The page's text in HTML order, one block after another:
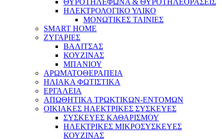
ΘΥΡΟΤΗΛΕΦΩΝΑ & ΘΥΡΟΤΗΛΕΟΡΑΣΕΙΣ
ΗΛΕΚΤΡΟΛΟΓΙΚΟ ΥΛΙΚΟ
ΜΟΝΩΤΙΚΕΣ ΤΑΙΝΙΕΣ
SMART HOME
ΖΥΓΑΡΙΕΣ
ΒΑΛΙΤΣΑΣ
ΚΟΥΖΙΝΑΣ
ΜΠΑΝΙΟΥ
ΑΡΩΜΑΤΟΘΕΡΑΠΕΙΑ
ΗΛΙΑΚΑ ΦΩΤΙΣΤΙΚΑ
ΕΡΓΑΛΕΙΑ
ΑΠΩΘΗΤΙΚΑ ΤΡΩΚΤΙΚΩΝ-ΕΝΤΟΜΩΝ
ΟΙΚΙΑΚΕΣ ΗΛΕΚΤΡΙΚΕΣ ΣΥΣΚΕΥΕΣ
ΣΥΣΚΕΥΕΣ ΚΑΘΑΡΙΣΜΟΥ
ΗΛΕΚΤΡΙΚΕΣ ΜΙΚΡΟΣΥΣΚΕΥΕΣ
ΚΟΥΖΙΝΑΣ